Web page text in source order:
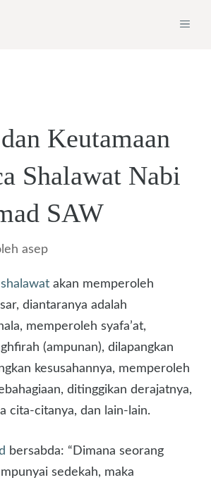
Keutamaan
Shalawat Nabi
SAW
asep
shalawat akan memperoleh
diantaranya adalah
memperoleh syafa’at,
(ampunan), dilapangkan
kesusahannya, memperoleh
ditinggikan derajatnya,
cita-citanya, dan lain-lain.
bersabda: “Dimana seorang
sedekah, maka